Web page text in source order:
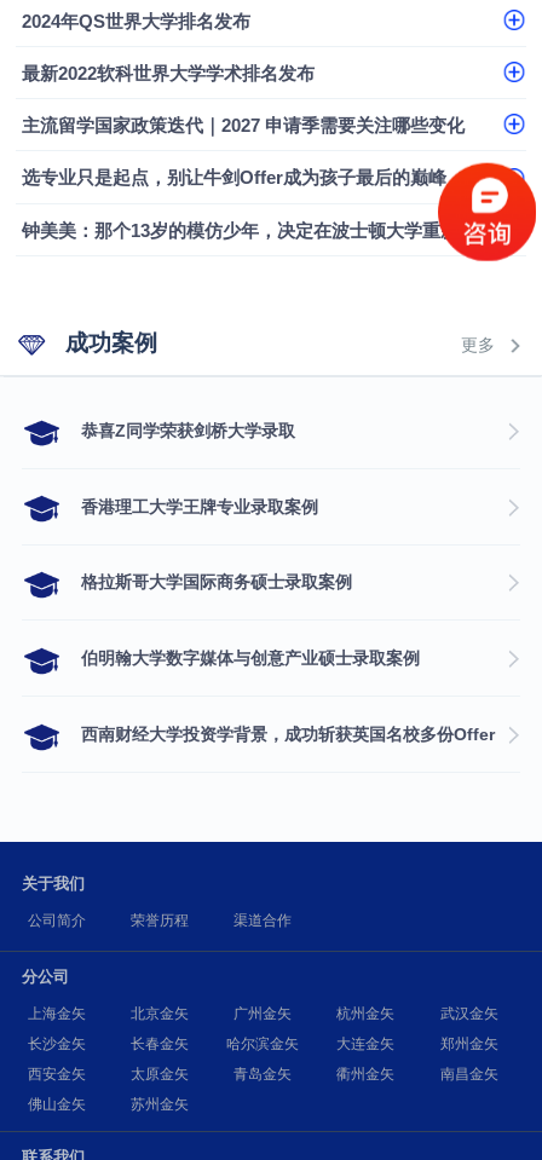
2024年QS世界大学排名发布
最新2022软科世界大学学术排名发布
主流留学国家政策迭代｜2027 申请季需要关注哪些变化
选专业只是起点，别让牛剑Offer成为孩子最后的巅峰
钟美美：那个13岁的模仿少年，决定在波士顿大学重新定义自己
成功案例 更多
​恭喜Z同学荣获剑桥大学录取
香港理工大学王牌专业录取案例
格拉斯哥大学国际商务硕士录取案例
伯明翰大学数字媒体与创意产业硕士录取案例
西南财经大学投资学背景，成功斩获英国名校多份Offer
关于我们
公司简介 荣誉历程 渠道合作
分公司
上海金矢 北京金矢 广州金矢 杭州金矢
武汉金矢
长沙金矢
长春金矢 哈尔滨金矢 大连金矢
郑州金矢
西安金矢
太原金矢 青岛金矢 衢州金矢
南昌金矢
佛山金矢
苏州金矢